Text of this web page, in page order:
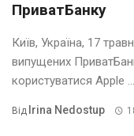
ПриватБанку
Київ, Україна, 17
випущених
користуватися Apple ...
Від Irina Nedostup